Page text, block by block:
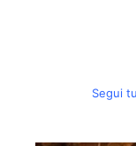
Segui